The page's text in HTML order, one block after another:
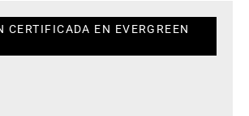
CERTIFICADA EN EVERGREEN